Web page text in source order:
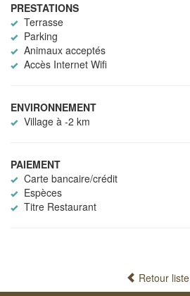
PRESTATIONS
Terrasse
Parking
Animaux acceptés
Accès Internet Wifi
ENVIRONNEMENT
Village à -2 km
PAIEMENT
Carte bancaire/crédit
Espèces
Titre Restaurant
Retour liste